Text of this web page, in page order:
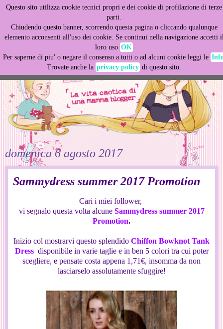
Questo sito utilizza cookie tecnici propri e dei cookie di profilazione di terze
parti.
Chiudendo questo banner, scorrendo questa pagina o cliccando qualunque
elemento acconsenti all'uso dei cookie. Se continui nella navigazione accetti
loro uso OK
Per saperne di piu' o negare il consenso a tutti o ad alcuni cookie leggi le
Trovate anche la privacy policy di questo sito.
domenica 6 agosto 2017
Sammydress summer 2017 Promotion
Cari i miei follower,
vi segnalo questa volta alcuneSammydress summer 2017
Promotion.
Inizio col mostrarvi questo splendido Chiffon Bowknot Tank
Dress disponibile in varie taglie e in ben 5 colori tra cui poter
scegliere, e pensate costa appena 1,71€, insomma da non
lasciarselo assolutamente sfuggire!
This site uses cookies from Google to deliver its services
and to analyze traffic. Your IP address and user-agent are
shared with Google along with performance and security
metrics to ensure quality of service, generate usage
statistics, and to detect and address abuse.
LEARN MORE GOT IT